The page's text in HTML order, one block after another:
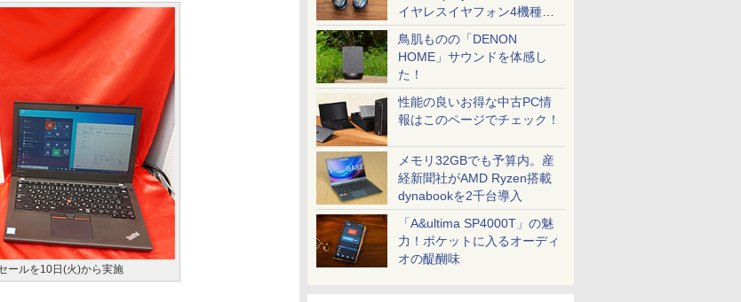
イヤレスイヤフォン4機種を
一気に聴く
鳥肌ものの「DENON
HOME」サウンドを体感し
た！
性能の良いお得な中古PC情
報はこのページでチェック！
メモリ32GBでも予算内。産
経新聞社がAMD Ryzen搭載
dynabookを2千台導入
「A&ultima SP4000T」の魅
力！ポケットに入るオーディ
オの醍醐味
ールを10日(火)から実施